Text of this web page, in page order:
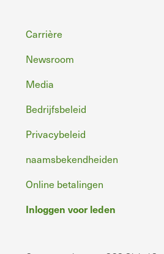
all-day
FDA Food
Basic Seafood
all-day
HACCP Training
August 12, 2026
2026
all-day
HACCP Training -
Voettekst
Carrière
Newsroom
Media
Bedrijfsbeleid
Privacybeleid
naamsbekendheiden
Online betalingen
Inloggen voor leden